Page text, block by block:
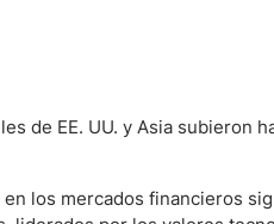
Plata (XAG/
de EE. UU. y Asia subieron
los mercados financieros